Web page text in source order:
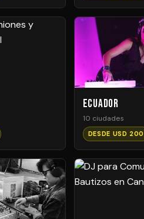
Ecuador
10 ciudades
DESDE USD 200